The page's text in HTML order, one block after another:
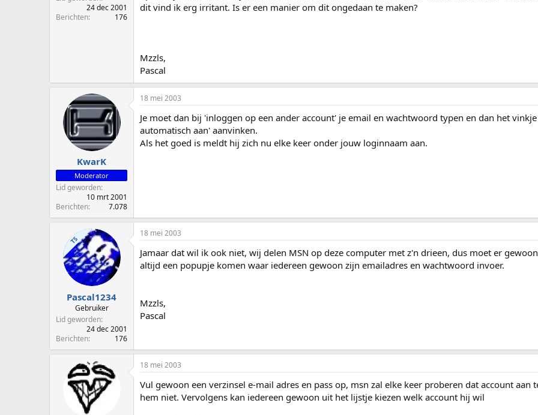
e
24 dec 2001
Berichten
176
dit vind ik erg irritant. Is er een manier om dit ongedaan te maken?
Mzzls,
Pascal
KwarK
Moderator
Lid geworden
10 mrt 2001
Berichten
7.078
18 mei 2003
Je moet dan bij 'inloggen op een ander account' je email en wachtwoord typen en dan het
automatisch aan' aanvinken.
Als het goed is meldt hij zich nu elke keer onder jouw loginnaam aan.
TS
Pascal1234
Gebruiker
Lid geworden
24 dec 2001
Berichten
176
18 mei 2003
Jamaar dat wil ik ook niet, wij delen MSN op deze computer met z'n drieen, dus moet er
altijd een popupje komen waar iedereen gewoon zijn emailadres en wachtwoord invoer.
Mzzls,
Pascal
18 mei 2003
Vul gewoon een verzinsel e-mail adres en pass op, msn zal elke keer proberen dat account aan
hem niet. Vervolgens kan iedereen gewoon uit het lijstje kiezen welk account hij wil